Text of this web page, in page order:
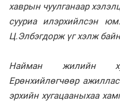
хаврын чуулганаар
сууриа илэрхийлсэн
Ц.Элбэгдорж үг хэлж
Найман жилийн
Ерөнхийлөгчөөр
эрхийн хугацааныхаа